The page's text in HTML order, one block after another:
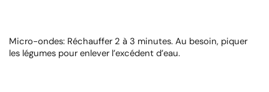
Micro-ondes: Réchauffer 2 à 3 minutes. Au besoin, piquer
les légumes pour enlever l’excédent d’eau.